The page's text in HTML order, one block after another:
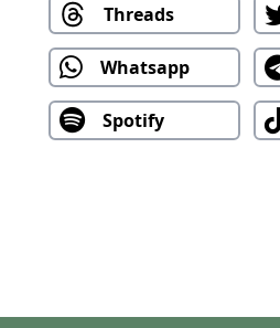
Threads
Whatsapp
Spotify